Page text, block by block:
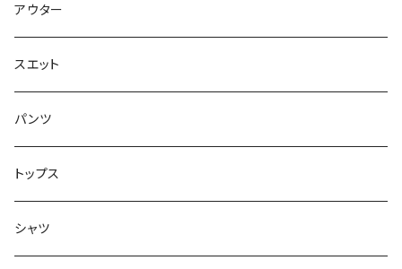
ソックス
アンダーウェア
アクセサリー
シューズ
バッグ
7.9インチ
8インチ
8.1インチ
8.2インチ
8.3インチ
アウター
スエット
パンツ
トップス
シャツ